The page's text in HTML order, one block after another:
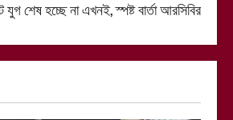
শেষ হচ্ছে না এখনই, স্পষ্ট বার্তা আরসিবির